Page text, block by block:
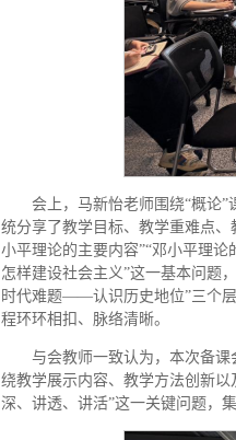
会上，马新怡老师围绕“概论
统分享了教学目标、教学重难点
小平理论的主要内容”“邓小平理
怎样建设社会主义”这一基本问题
时代难题——认识历史地位”三个
程环环相扣、脉络清晰。
与会教师一致认为，本次备
绕教学展示内容、教学方法创新
深、讲透、讲活”这一关键问题，